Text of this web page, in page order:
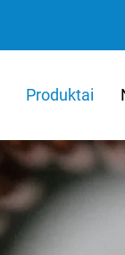
Produktai